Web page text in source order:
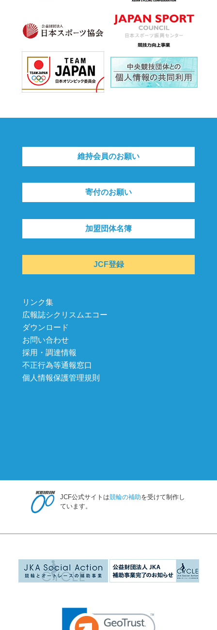
維持会員のお願い
寄付のお願い
加盟団体名簿
JCF登録
リンク集
広報誌シクリスムエコー
ダウンロード
お問い合わせ
採用・調達情報
不正行為等通報窓口
個人情報保護管理規則
JCF公式サイトは競輪の補助を受けて制作し
ています。